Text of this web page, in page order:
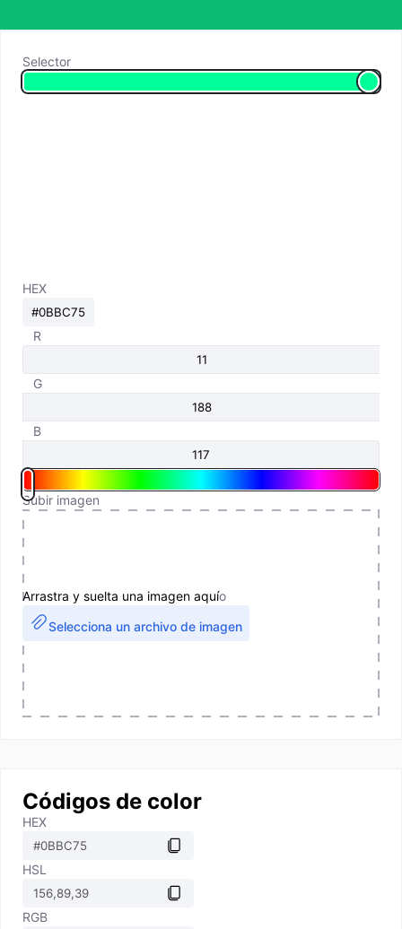
Selector
HEX
R
G
B
Subir imagen
Arrastra y suelta una imagen aquío
Selecciona un archivo de imagen
Códigos de color
HEX
HSL
RGB